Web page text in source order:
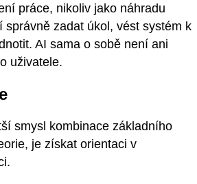
práce, nikoliv jako náhradu
zadat úkol, vést systém k
AI sama o sobě není ani
uživatele.
smysl kombinace základního
je získat orientaci v